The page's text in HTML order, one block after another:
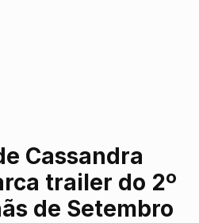
Cassandra
trailer do 2º
de Setembro